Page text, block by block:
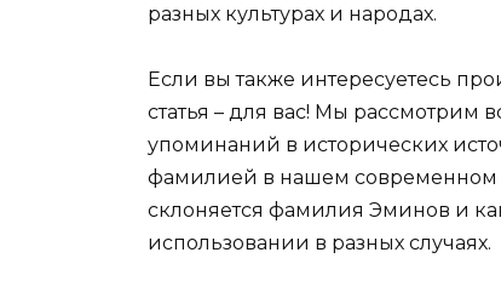
разных культурах и народах.
Если вы также интересуетесь
статья – для вас! Мы рассмотрим
упоминаний в исторических
фамилией в нашем современном
склоняется фамилия Эминов и
использовании в разных случаях.